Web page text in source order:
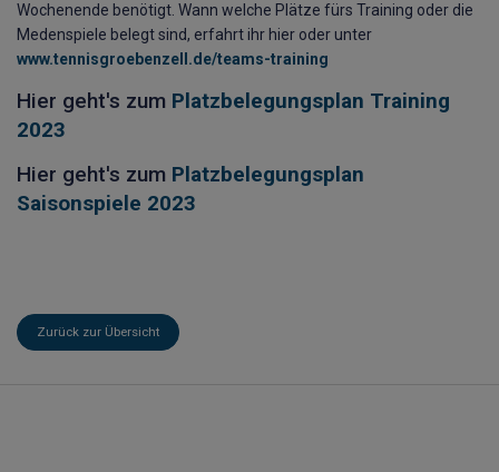
Zurück zur Übersicht
Wochenende benötigt. Wann welche Plätze fürs Training oder die
Medenspiele belegt sind, erfahrt ihr hier oder unter
www.tennisgroebenzell.de/teams-training
Hier geht's zum Platzbelegungsplan Training
2023
Hier geht's zum Platzbelegungsplan
Saisonspiele 2023